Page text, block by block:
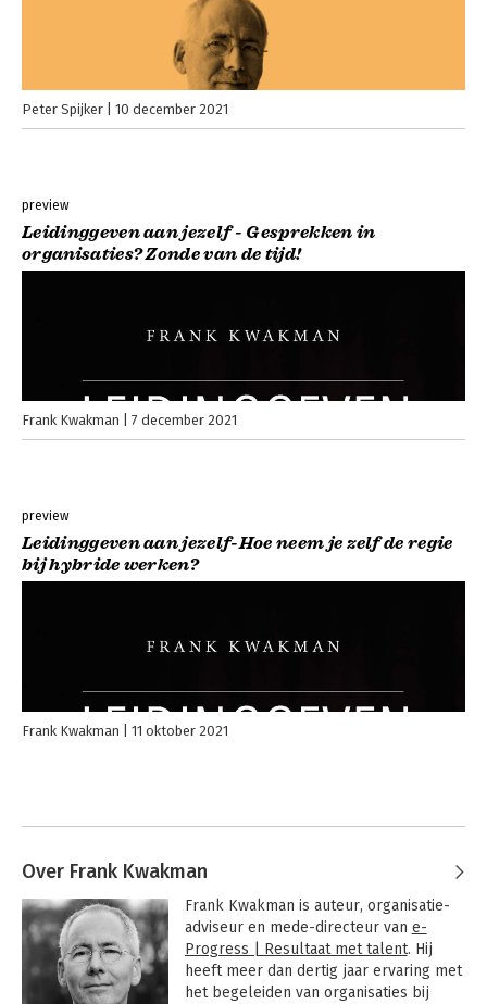
Peter Spijker 10 december 2021
preview
Leidinggeven aan jezelf - Gesprekken in
organisaties? Zonde van de tijd!
Frank Kwakman 7 december 2021
preview
Leidinggeven aan jezelf-Hoe neem je zelf de regie
bij hybride werken?
Frank Kwakman 11 oktober 2021
Over Frank Kwakman
Frank Kwakman is auteur, organisatie-
adviseur en mede-directeur van e-
Progress | Resultaat met talent. Hij
heeft meer dan dertig jaar ervaring met
het begeleiden van organisaties bij